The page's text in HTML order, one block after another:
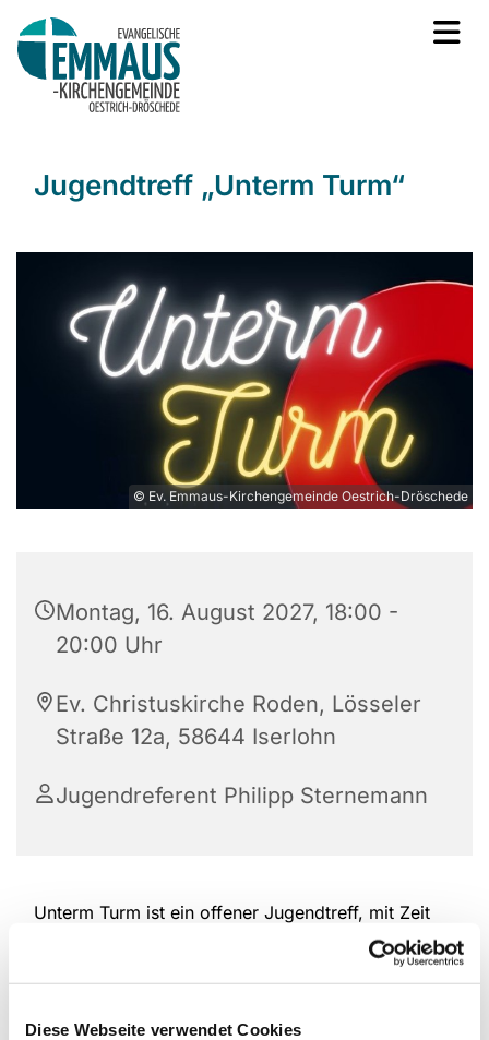
Diese Webseite verwendet Cookies
Jugendtreff „Unterm Turm“
© Ev. Emmaus-Kirchengemeinde Oestrich-Dröschede
Montag, 16. August 2027, 18:00 -
20:00 Uhr
Ev. Christuskirche Roden, Lösseler
Straße 12a, 58644 Iserlohn
Jugendreferent Philipp Sternemann
Unterm Turm ist ein offener Jugendtreff, mit Zeit
zum Spielen, Austauschen und zusammen sein.